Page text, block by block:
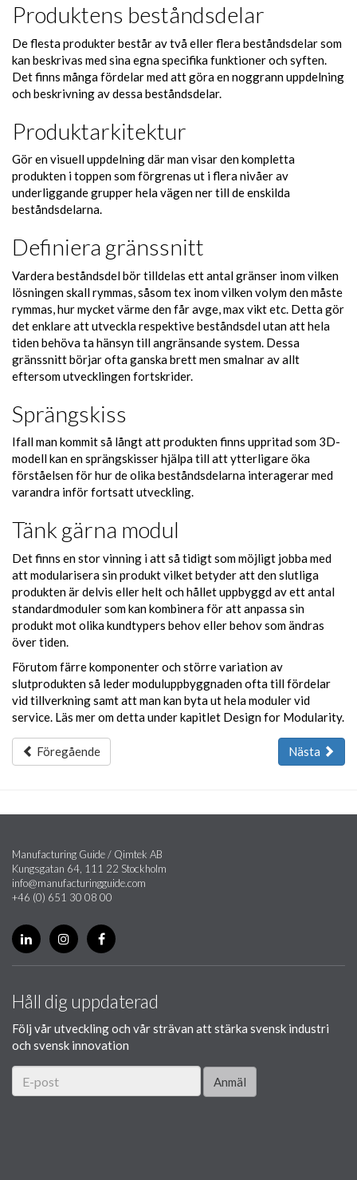
Produktens beståndsdelar
De flesta produkter består av två eller flera beståndsdelar som
kan beskrivas med sina egna specifika funktioner och syften.
Det finns många fördelar med att göra en noggrann uppdelning
och beskrivning av dessa beståndsdelar.
Produktarkitektur
Gör en visuell uppdelning där man visar den kompletta
produkten i toppen som förgrenas ut i flera nivåer av
underliggande grupper hela vägen ner till de enskilda
beståndsdelarna.
Definiera gränssnitt
Vardera beståndsdel bör tilldelas ett antal gränser inom vilken
lösningen skall rymmas, såsom tex inom vilken volym den måste
rymmas, hur mycket värme den får avge, max vikt etc. Detta gör
det enklare att utveckla respektive beståndsdel utan att hela
tiden behöva ta hänsyn till angränsande system. Dessa
gränssnitt börjar ofta ganska brett men smalnar av allt
eftersom utvecklingen fortskrider.
Sprängskiss
Ifall man kommit så långt att produkten finns uppritad som 3D-
modell kan en sprängskisser hjälpa till att ytterligare öka
förståelsen för hur de olika beståndsdelarna interagerar med
varandra inför fortsatt utveckling.
Tänk gärna modul
Det finns en stor vinning i att så tidigt som möjligt jobba med
att modularisera sin produkt vilket betyder att den slutliga
produkten är delvis eller helt och hållet uppbyggd av ett antal
standardmoduler som kan kombinera för att anpassa sin
produkt mot olika kundtypers behov eller behov som ändras
över tiden.
Förutom färre komponenter och större variation av
slutprodukten så leder moduluppbyggnaden ofta till fördelar
vid tillverkning samt att man kan byta ut hela moduler vid
service. Läs mer om detta under kapitlet Design for Modularity.
Föregående Nästa
Manufacturing Guide / Qimtek AB
Kungsgatan 64, 111 22 Stockholm
info@manufacturingguide.com
+46 (0) 651 30 08 00
Håll dig uppdaterad
Följ vår utveckling och vår strävan att stärka svensk industri
och svensk innovation
Anmäl